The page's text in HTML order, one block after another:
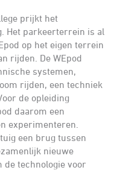
prijkt het
Het parkeerterrein is al
op het eigen terrein
rijden. De WEpod
systemen,
rijden, een techniek
de opleiding
daarom een
experimenteren.
een brug tussen
nieuwe
technologie voor